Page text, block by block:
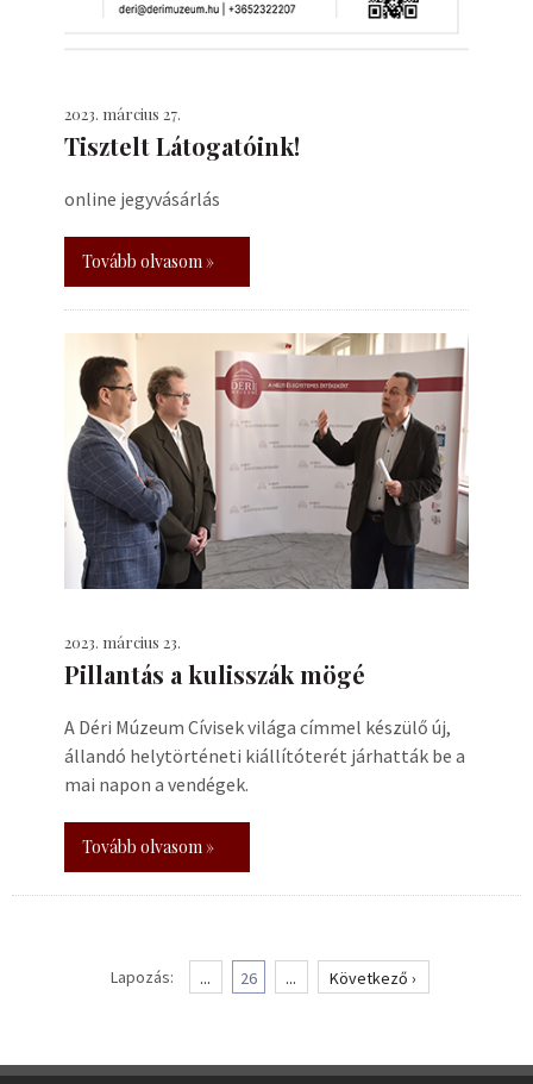
2023. március 27.
Tisztelt Látogatóink!
online jegyvásárlás
Tovább olvasom »
2023. március 23.
Pillantás a kulisszák mögé
A Déri Múzeum Cívisek világa címmel készülő új,
állandó helytörténeti kiállítóterét járhatták be a
mai napon a vendégek.
Tovább olvasom »
Lapozás: ... 26 ... Következő ›